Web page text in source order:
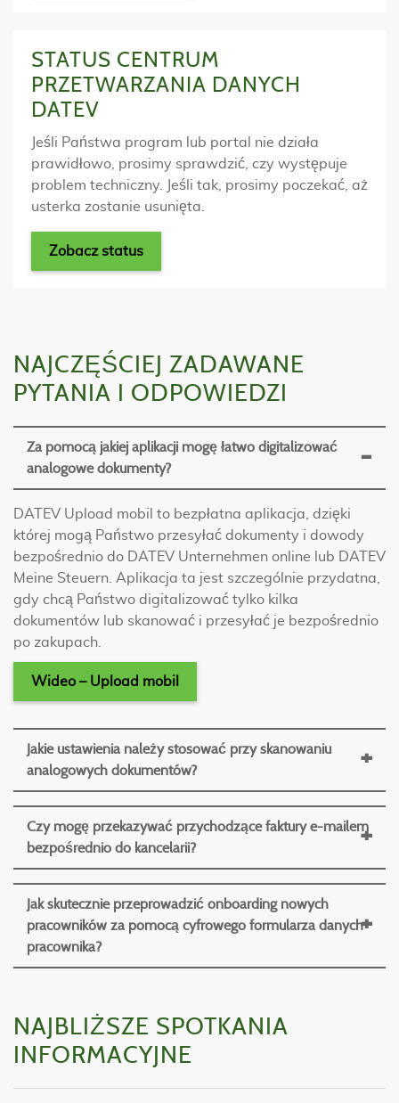
STATUS CENTRUM
PRZETWARZANIA DANYCH
DATEV
Jeśli Państwa program lub portal nie działa
prawidłowo, prosimy sprawdzić, czy występuje
problem techniczny. Jeśli tak, prosimy poczekać, aż
usterka zostanie usunięta.
Zobacz status
NAJCZĘŚCIEJ ZADAWANE
PYTANIA I ODPOWIEDZI
Za pomocą jakiej aplikacji mogę łatwo digitalizować
analogowe dokumenty?
DATEV Upload mobil to bezpłatna aplikacja, dzięki
której mogą Państwo przesyłać dokumenty i dowody
bezpośrednio do DATEV Unternehmen online lub DATEV
Meine Steuern. Aplikacja ta jest szczególnie przydatna,
gdy chcą Państwo digitalizować tylko kilka
dokumentów lub skanować i przesyłać je bezpośrednio
po zakupach.
Wideo – Upload mobil
Jakie ustawienia należy stosować przy skanowaniu
analogowych dokumentów?
Czy mogę przekazywać przychodzące faktury e-mailem
bezpośrednio do kancelarii?
Jak skutecznie przeprowadzić onboarding nowych
pracowników za pomocą cyfrowego formularza danych
pracownika?
NAJBLIŻSZE SPOTKANIA
INFORMACYJNE